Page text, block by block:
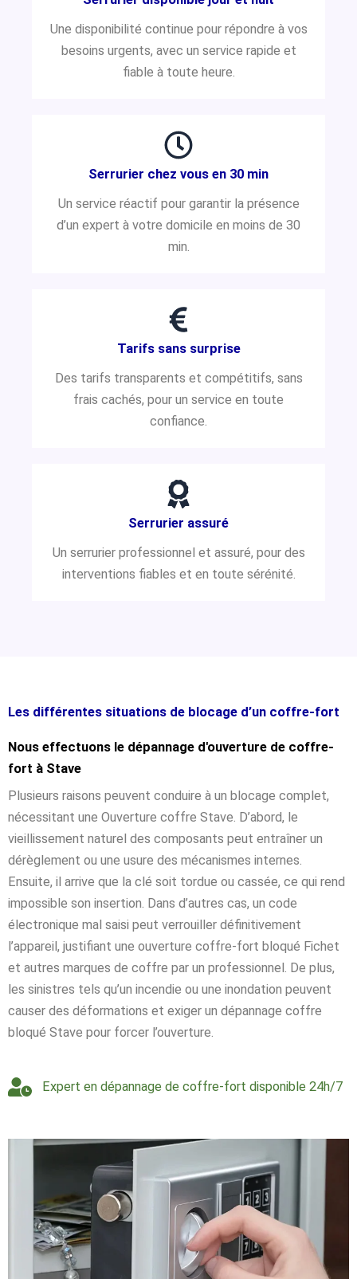
Une disponibilité continue pour répondre à vos
besoins urgents, avec un service rapide et
fiable à toute heure.
Serrurier chez vous en 30 min
Un service réactif pour garantir la présence
d’un expert à votre domicile en moins de 30
min.
Tarifs sans surprise
Des tarifs transparents et compétitifs, sans
frais cachés, pour un service en toute
confiance.
Serrurier assuré
Un serrurier professionnel et assuré, pour des
interventions fiables et en toute sérénité.
Les différentes situations de blocage d’un coffre-fort
Nous effectuons le dépannage d'ouverture de coffre-
fort à Stave
Plusieurs raisons peuvent conduire à un blocage complet,
nécessitant une Ouverture coffre Stave. D’abord, le
vieillissement naturel des composants peut entraîner un
dérèglement ou une usure des mécanismes internes.
Ensuite, il arrive que la clé soit tordue ou cassée, ce qui rend
impossible son insertion. Dans d’autres cas, un code
électronique mal saisi peut verrouiller définitivement
l’appareil, justifiant une ouverture coffre-fort bloqué Fichet
et autres marques de coffre par un professionnel. De plus,
les sinistres tels qu’un incendie ou une inondation peuvent
causer des déformations et exiger un dépannage coffre
bloqué Stave pour forcer l’ouverture.
Expert en dépannage de coffre-fort disponible 24h/7